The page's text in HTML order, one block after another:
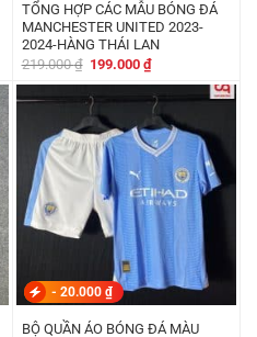
TỔNG HỢP CÁC MẪU BÓNG ĐÁ
MANCHESTER UNITED 2023-
2024-HÀNG THÁI LAN
219.000₫ Giá
là:
219.000 ₫.
199.000₫Giá
tại
là:
199.000 ₫.
- 20.000 ₫
BỘ QUẦN ÁO BÓNG ĐÁ MÀU